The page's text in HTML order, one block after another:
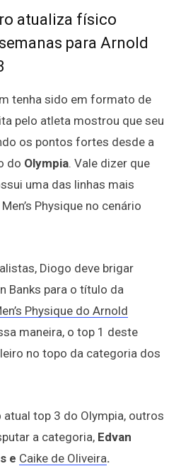
atualiza físico
para Arnold
tenha sido em formato de
pelo atleta mostrou que seu
os pontos fortes desde a
do Olympia. Vale dizer que
uma das linhas mais
Physique no cenário
Diogo deve brigar
Banks para o título da
Physique do Arnold
maneira, o top 1 deste
no topo da categoria dos
top 3 do Olympia, outros
a categoria, Edvan
e Caike de Oliveira.